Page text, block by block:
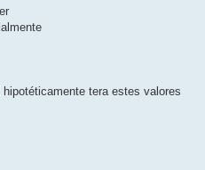
tera estes valores